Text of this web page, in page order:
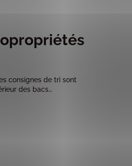
consignes de tri sont
des bacs…